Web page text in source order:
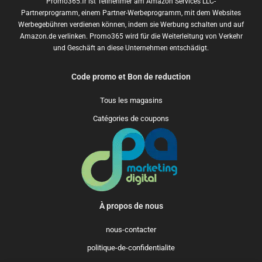
Partnerprogramm, einem Partner-Werbeprogramm, mit dem Websites
Werbegebühren verdienen können, indem sie Werbung schalten und auf
Amazon.de verlinken. Promo365 wird für die Weiterleitung von Verkehr
und Geschäft an diese Unternehmen entschädigt.
Code promo et Bon de reduction
Tous les magasins
Catégories de coupons
À propos de nous
nous-contacter
politique-de-confidentialite